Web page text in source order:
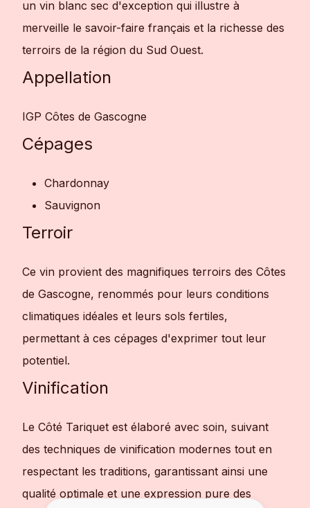
un vin blanc sec d'exception qui illustre à
merveille le savoir-faire français et la richesse des
terroirs de la région du Sud Ouest.
Appellation
IGP Côtes de Gascogne
Cépages
Chardonnay
Sauvignon
Terroir
Ce vin provient des magnifiques terroirs des Côtes
de Gascogne, renommés pour leurs conditions
climatiques idéales et leurs sols fertiles,
permettant à ces cépages d'exprimer tout leur
potentiel.
Vinification
Le Côté Tariquet est élaboré avec soin, suivant
des techniques de vinification modernes tout en
respectant les traditions, garantissant ainsi une
qualité optimale et une expression pure des